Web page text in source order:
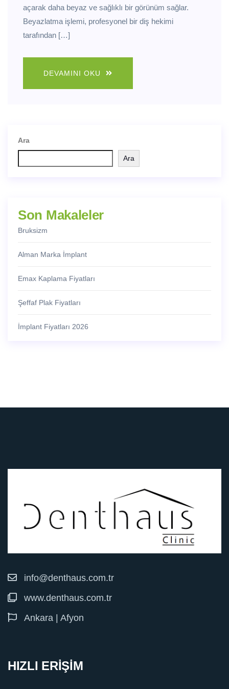
açarak daha beyaz ve sağlıklı bir görünüm sağlar.
Beyazlatma işlemi, profesyonel bir diş hekimi
tarafından […]
DEVAMINI OKU
Ara
Ara
Son Makaleler
Bruksizm
Alman Marka İmplant
Emax Kaplama Fiyatları
Şeffaf Plak Fiyatları
İmplant Fiyatları 2026
info@denthaus.com.tr
www.denthaus.com.tr
Ankara | Afyon
HIZLI ERİŞİM